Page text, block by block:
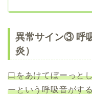
異常サイン③ 呼
炎）
口をあけてぼーっと
ーという呼吸音がす